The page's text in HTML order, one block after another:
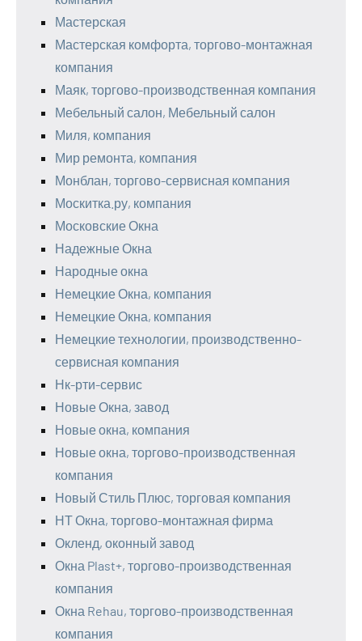
Мастерская
Мастерская комфорта, торгово-монтажная
компания
Маяк, торгово-производственная компания
Мебельный салон, Мебельный салон
Миля, компания
Мир ремонта, компания
Монблан, торгово-сервисная компания
Москитка.ру, компания
Московские Окна
Надежные Окна
Народные окна
Немецкие Окна, компания
Немецкие Окна, компания
Немецкие технологии, производственно-
сервисная компания
Нк-рти-сервис
Новые Окна, завод
Новые окна, компания
Новые окна, торгово-производственная
компания
Новый Стиль Плюс, торговая компания
НТ Окна, торгово-монтажная фирма
Окленд, оконный завод
Окна Plast+, торгово-производственная
компания
Окна Rehau, торгово-производственная
компания